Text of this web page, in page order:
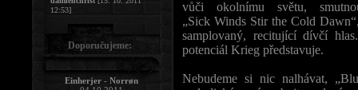
vůči okolnímu světu,
„Sick Winds Stir the Cold
samplovaný, recitující dívčí
potenciál Krieg představuje.
Nebudeme si nic nalhávat,
12:53]
Doporučujeme:
Einherjer - Norrøn